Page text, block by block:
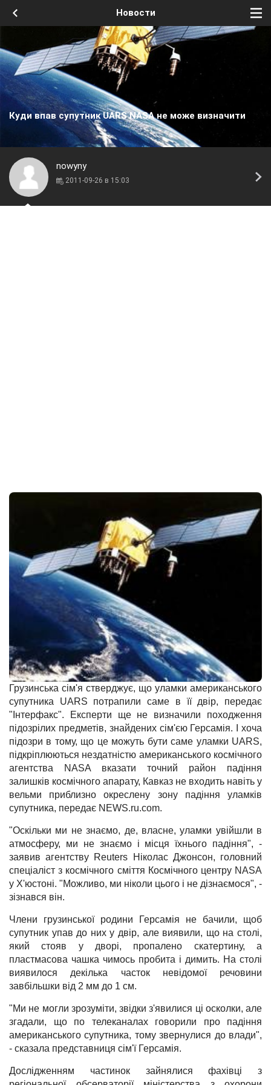
Новости
Куди впав супутник UARS NASA не може визначити
nowyny
2011-09-26 в 15:03
Грузинська сім'я стверджує, що уламки американського
супутника UARS потрапили саме в її двір, передає
"Інтерфакс". Експерти ще не визначили походження
підозрілих предметів, знайдених сім'єю Герсамія. І хоча
підозри в тому, що це можуть бути саме уламки UARS,
підкріплюються нездатністю американського космічного
агентства NASA вказати точний район падіння
залишків космічного апарату, Кавказ не входить навіть у
вельми приблизно окреслену зону падіння уламків
супутника, передає NEWS.ru.com.
"Оскільки ми не знаємо, де, власне, уламки увійшли в
атмосферу, ми не знаємо і місця їхнього падіння", -
заявив агентству Reuters Ніколас Джонсон, головний
спеціаліст з космічного сміття Космічного центру NASA
у Х'юстоні. "Можливо, ми ніколи цього і не дізнаємося", -
зізнався він.
Члени грузинської родини Герсамія не бачили, щоб
супутник упав до них у двір, але виявили, що на столі,
який стояв у дворі, пропалено скатертину, а
пластмасова чашка чимось пробита і димить. На столі
виявилося декілька часток невідомої речовини
завбільшки від 2 мм до 1 см.
"Ми не могли зрозуміти, звідки з'явилися ці осколки, але
згадали, що по телеканалах говорили про падіння
американського супутника, тому звернулися до влади",
- сказала представниця сім'ї Герсамія.
Дослідженням частинок зайнялися фахівці з